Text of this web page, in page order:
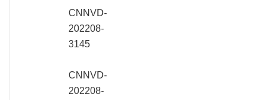
CNNVD-
202208-
3145
CNNVD-
202208-